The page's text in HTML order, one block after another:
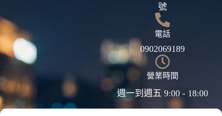
號
電話
0902069189
營業時間
週一到週五 9:00 - 18:00